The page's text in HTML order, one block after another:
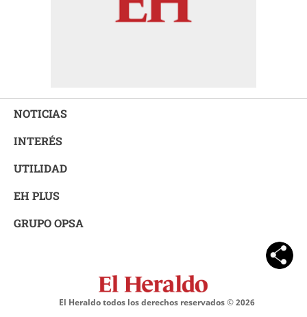
NOTICIAS
INTERÉS
UTILIDAD
EH PLUS
GRUPO OPSA
El Heraldo todos los derechos reservados ©2026